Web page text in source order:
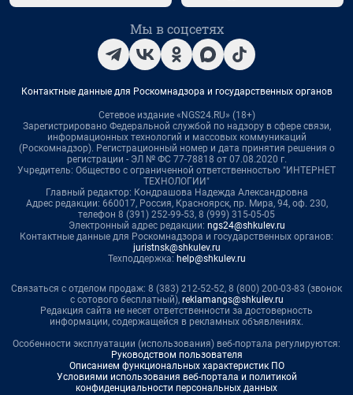
Мы в соцсетях
Контактные данные для Роскомнадзора и государственных органов
Сетевое издание «NGS24.RU» (18+)
Зарегистрировано Федеральной службой по надзору в сфере связи,
информационных технологий и массовых коммуникаций
(Роскомнадзор). Регистрационный номер и дата принятия решения о
регистрации - ЭЛ № ФС 77-78818 от 07.08.2020 г.
Учредитель: Общество с ограниченной ответственностью "ИНТЕРНЕТ
ТЕХНОЛОГИИ"
Главный редактор: Кондрашова Надежда Александровна
Адрес редакции: 660017, Россия, Красноярск, пр. Мира, 94, оф. 230,
телефон 8 (391) 252-99-53, 8 (999) 315-05-05
Электронный адрес редакции: ngs24@shkulev.ru
Контактные данные для Роскомнадзора и государственных органов:
juristnsk@shkulev.ru
Техподдержка: help@shkulev.ru
Связаться с отделом продаж: 8 (383) 212-52-52, 8 (800) 200-03-83 (звонок
с сотового бесплатный), reklamangs@shkulev.ru
Редакция сайта не несет ответственности за достоверность
информации, содержащейся в рекламных объявлениях.
Особенности эксплуатации (использования) веб-портала регулируются:
Руководством пользователя
Описанием функциональных характеристик ПО
Условиями использования веб-портала и политикой
конфиденциальности персональных данных